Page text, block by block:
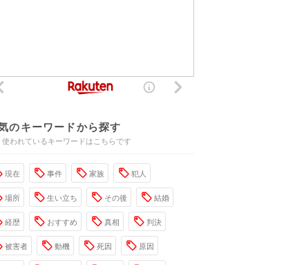
のキーワードから探す
使われているキーワードはこちらです
現在 事件 家族 犯人
場所 生い立ち その後 結婚
経歴 おすすめ 真相 判決
被害者 動機 死因 原因